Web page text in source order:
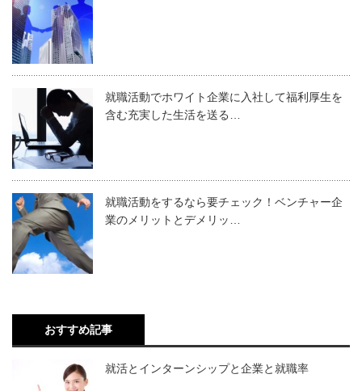
就職活動でホワイト企業に入社して福利厚生を
含む充実した生活を送る…
就職活動をするなら要チェック！ベンチャー企
業のメリットとデメリッ…
おすすめ記事
就活とインターンシップと企業と就職率